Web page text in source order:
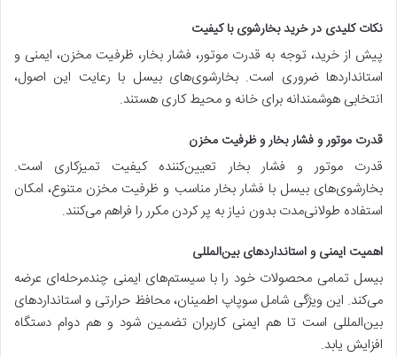
نکات کلیدی در خرید بخارشوی با کیفیت
پیش از خرید، توجه به قدرت موتور، فشار بخار، ظرفیت مخزن، ایمنی و
استانداردها ضروری است. بخارشوی‌های بیسل با رعایت این اصول،
انتخابی هوشمندانه برای خانه و محیط کاری هستند.
قدرت موتور و فشار بخار و ظرفیت مخزن
قدرت موتور و فشار بخار تعیین‌کننده کیفیت تمیزکاری است.
بخارشوی‌های بیسل با فشار بخار مناسب و ظرفیت مخزن متنوع، امکان
استفاده طولانی‌مدت بدون نیاز به پر کردن مکرر را فراهم می‌کنند.
اهمیت ایمنی و استانداردهای بین‌المللی
بیسل تمامی محصولات خود را با سیستم‌های ایمنی چندمرحله‌ای عرضه
می‌کند. این ویژگی شامل سوپاپ اطمینان، محافظ حرارتی و استانداردهای
بین‌المللی است تا هم ایمنی کاربران تضمین شود و هم دوام دستگاه
افزایش یابد.